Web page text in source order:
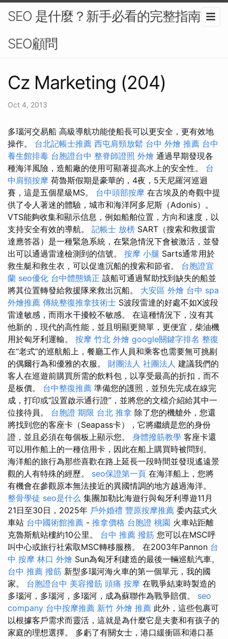
SEO 是什麼？新手必看的完整指南-
SEO顧問
Cz Marketing (204)
Oct 4, 2013
多瑙河交易船 高級導航功能使船長可以更安全，更有效地
操作。 台北記帳士推薦 西屯肩頸放鬆 台中 外燴 推薦 台中
養生館排毒 台胞證台中 整脊師證照 外燴 通過早期發現各
種海洋風險，造船廠的使用可顯著提高水上的安全性。 台
中肩頸按摩 荷魯斯假期是豪華的，4夜，5天尼羅河巡迴
賽，這是五個星級MS。 台中頭部按摩 在古埃及的奇觀中提
供了令人著迷的體驗，城市和海洋阿多尼斯（Adonis）。
VTS能夠收集和顯示信息，例如船舶位置，方向和速度，以
支持安全有效的導航。 記帳士 放榜 SART（搜索和救援雷
達應答器）是一種緊急系統，在緊急情況下會被激活，並發
出可以通過雷達檢測​​到的信號。 按摩 小腿 Sarts通常用於
救生艇和救生衣，可以促進沉船的搜索和節省。 台胞證宜
蘭 seo優化 台中體態矯正 該船可通過幫助找到缺失的船並
將其位置轉發給救援隊來救出沉船。 大安區 外燴 台中 spa
外燴推薦 傳統整復推拿技術士 S波段雷達的好處不如X波段
雷達敏感，而雨水干擾較不敏感。 在這種情況下，沒有其
他新的，現代的高性能，並且明顯更簡單，更便宜，柴油機
用於匈牙利運輸。 按摩 竹北 外燴 google關鍵字排名 整復
在“老式”的巡航船上，餐廳工作人員和乘客也需要無可挑剔
的偶爾行為和優雅的衣服。 財團法人 社團法人 建議我們的
客人在巡遊前購買所需的飲料包，以享受最高的折扣，而不
是板價。 台中整復推薦 準備您的護照，並預先完成在線完
成，打印或“設置啟示通行證”，並將您的文檔介紹給其中一
位接待員。 台胞證 期限 台北 推拿 除了您的機艙外，您還
將找到您的客座卡（Seapass卡），它將繼續是您的身份
證，並且必須在每個板上顯示您。 身體撥筋教學 客座卡還
可以用作船上的一種信用卡，因此在船上購買時被問到。
海洋船的旅行為那些喜歡在路上延長一段時間並發現遙遠景
觀的人有特殊的經歷。 seo保證第一頁 在海洋船上，您將
有機會在參觀原本無法接近的異國情調的地方越過海洋。
整骨學徒 seo是什么 集團加勒比海遊行與匈牙利導遊11月
21日至30日，2025年 戶外婚禮 豐原按摩推薦 委內茲式火
車站 台中國術館推薦 - 推拿價格 台胞證 桃園 火車站距離
克魯斯航站樓約10公里。 台中 推薦 撥筋 您可以在MSC呼
叫中心或旅行社索取MSC轉移服務。 在2003年Pannon 台
中 按摩 林口 外燴 Sun為匈牙利建造的最後一輛巡航汽車。
台中 推薦 撥筋 新型多瑙河海火車的第一個單元，我的國
家。 台胞證台中 美容撥筋 頭痛 按摩 在戰爭結束時製造的
多瑙河，多瑙河，多瑙河，成為蘇聯作為戰爭賠償。 seo
company 台中按摩推薦 新竹 外燴 推薦 此外，這些包裹可
以根據客戶需求而靈活，這就是為什麼它是夫妻和有孩子的
家庭的理想選擇。 多虧了有關女士，港口緩衝區和港口基